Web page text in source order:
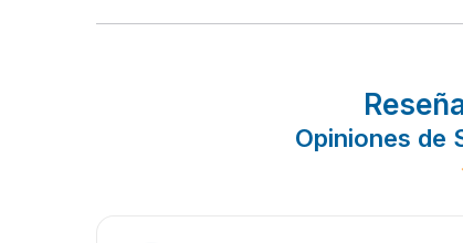
Opiniones de